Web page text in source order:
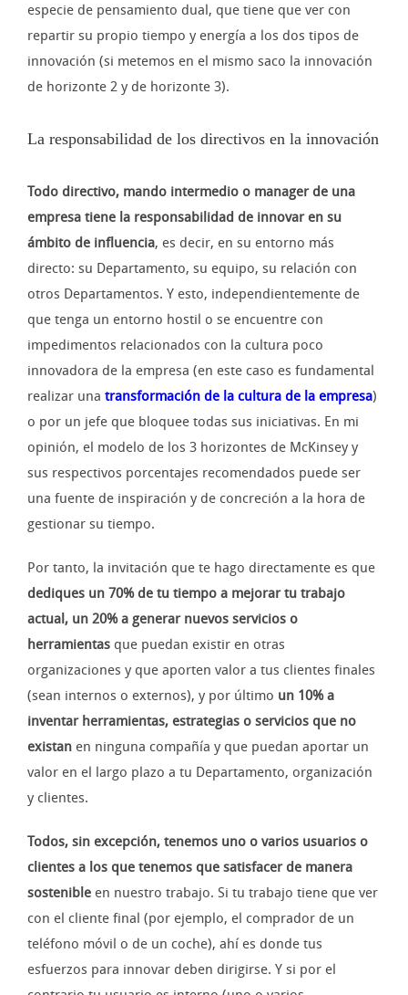
especie de pensamiento dual, que tiene que ver con
repartir su propio tiempo y energía a los dos tipos de
innovación (si metemos en el mismo saco la innovación
de horizonte 2 y de horizonte 3).
La responsabilidad de los directivos en la innovación
Todo directivo, mando intermedio o manager de una
empresa tiene la responsabilidad de innovar en su
ámbito de influencia, es decir, en su entorno más
directo: su Departamento, su equipo, su relación con
otros Departamentos. Y esto, independientemente de
que tenga un entorno hostil o se encuentre con
impedimentos relacionados con la cultura poco
innovadora de la empresa (en este caso es fundamental
realizar una transformación de la cultura de la empresa)
o por un jefe que bloquee todas sus iniciativas. En mi
opinión, el modelo de los 3 horizontes de McKinsey y
sus respectivos porcentajes recomendados puede ser
una fuente de inspiración y de concreción a la hora de
gestionar su tiempo.
Por tanto, la invitación que te hago directamente es que
dediques un 70% de tu tiempo a mejorar tu trabajo
actual, un 20% a generar nuevos servicios o
herramientas que puedan existir en otras
organizaciones y que aporten valor a tus clientes finales
(sean internos o externos), y por último un 10% a
inventar herramientas, estrategias o servicios que no
existan en ninguna compañía y que puedan aportar un
valor en el largo plazo a tu Departamento, organización
y clientes.
Todos, sin excepción, tenemos uno o varios usuarios o
clientes a los que tenemos que satisfacer de manera
sostenible en nuestro trabajo. Si tu trabajo tiene que ver
con el cliente final (por ejemplo, el comprador de un
teléfono móvil o de un coche), ahí es donde tus
esfuerzos para innovar deben dirigirse. Y si por el